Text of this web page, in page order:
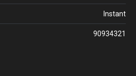
Instant
90934321